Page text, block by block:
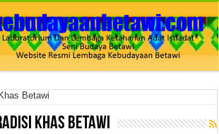
Betawi
Khas Betawi